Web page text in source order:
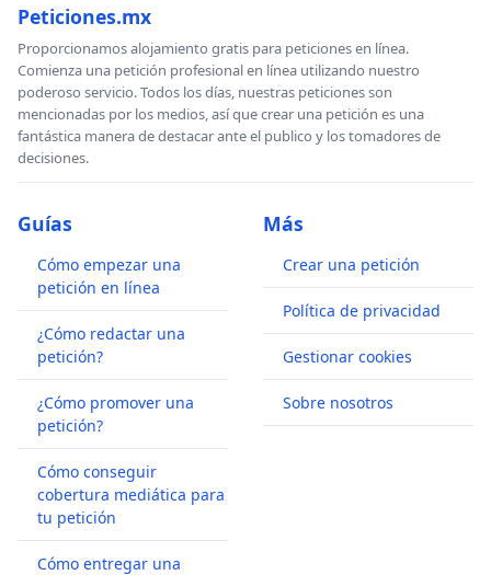
Peticiones.mx
Proporcionamos alojamiento gratis para peticiones en línea.
Comienza una petición profesional en línea utilizando nuestro
poderoso servicio. Todos los días, nuestras peticiones son
mencionadas por los medios, así que crear una petición es una
fantástica manera de destacar ante el publico y los tomadores de
decisiones.
Guías
Cómo empezar una
petición en línea
¿Cómo redactar una
petición?
¿Cómo promover una
petición?
Cómo conseguir
cobertura mediática para
tu petición
Cómo entregar una
Más
Crear una petición
Política de privacidad
Gestionar cookies
Sobre nosotros